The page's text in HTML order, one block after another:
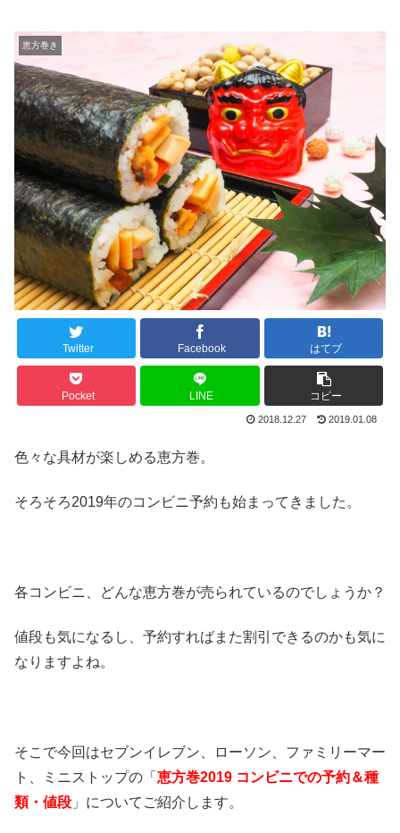
恵方巻き
Twitter Facebook はてブ
Pocket LINE コピー
2018.12.27 2019.01.08
色々な具材が楽しめる恵方巻。
そろそろ2019年のコンビニ予約も始まってきました。
各コンビニ、どんな恵方巻が売られているのでしょうか？
値段も気になるし、予約すればまた割引できるのかも気に
なりますよね。
そこで今回はセブンイレブン、ローソン、ファミリーマー
ト、ミニストップの「 恵方巻2019 コンビニでの予約＆種
類・値段 」についてご紹介します。